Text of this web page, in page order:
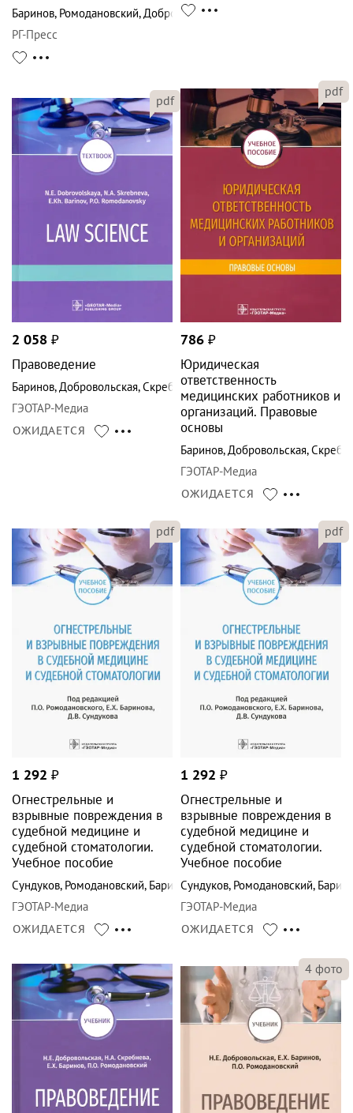
Баринов, Ромодановский,Добровольская
РГ-Пресс
pdf
2 058 ₽
Правоведение
Баринов,Добровольская,Скребнева
ГЭОТАР-Медиа
ОЖИДАЕТСЯ
pdf
786 ₽
Юридическая
ответственность
медицинских работников и
организаций. Правовые
основы
Баринов,Добровольская,
ГЭОТАР-Медиа
ОЖИДАЕТСЯ
pdf
1 292 ₽
Огнестрельные и
взрывные повреждения в
судебной медицине и
судебной стоматологии.
Учебное пособие
Сундуков, Ромодановский, Баринов
ГЭОТАР-Медиа
ОЖИДАЕТСЯ
pdf
1 292 ₽
Огнестрельные и
взрывные повреждения в
судебной медицине и
судебной стоматологии.
Учебное пособие
Сундуков, Ромодановский,
ГЭОТАР-Медиа
ОЖИДАЕТСЯ
4 фото